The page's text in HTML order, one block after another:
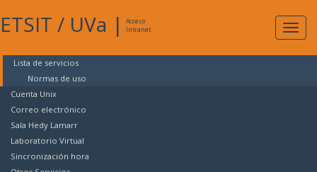
ETSIT / UVa |
Acceso
Intranet
Lista de servicios
Normas de uso
Cuenta Unix
Correo electrónico
Sala Hedy Lamarr
Laboratorio Virtual
Sincronización hora